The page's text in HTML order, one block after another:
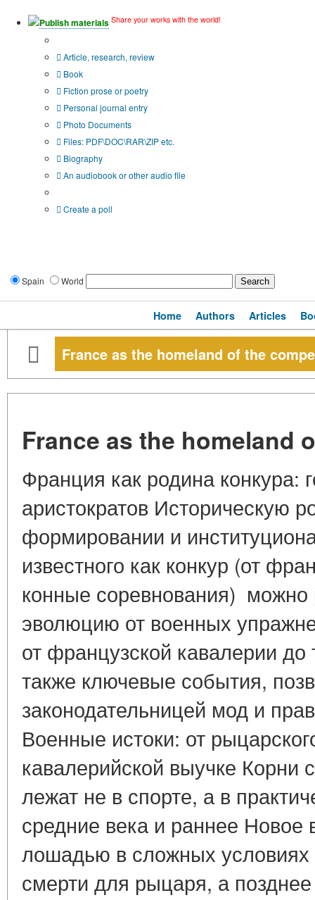
Publish materials Share your works with the world!
Article, research, review
Book
Fiction prose or poetry
Personal journal entry
Photo Documents
Files: PDF\DOC\RAR\ZIP etc.
Biography
An audiobook or other audio file
Create a poll
Spain World
Home Authors Articles
France as the homeland of the
France as the homeland
Франция как родина конкура:
аристократов Историческую
формировании и
известного как конкур (от
конные соревнования) можно
эволюцию от военных
от французской кавалерии до
также ключевые события,
законодательницей мод и
Военные истоки: от
кавалерийской выучке Корни
лежат не в спорте, а в
средние века и раннее Новое
лошадью в сложных
смерти для рыцаря, а